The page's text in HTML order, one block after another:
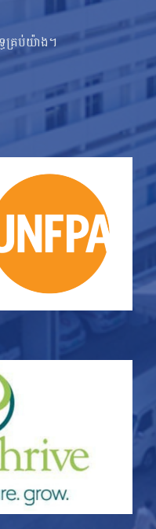
ធ​គ្រប់យ៉ាង។